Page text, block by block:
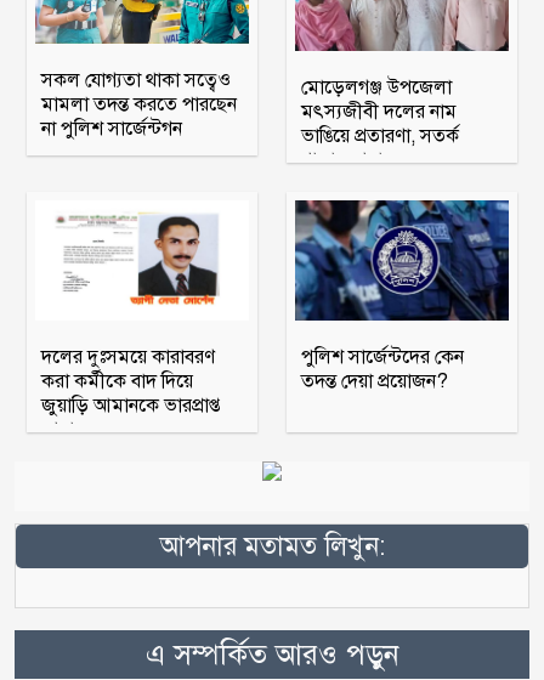
সকল যোগ্যতা থাকা সত্বেও
মামলা তদন্ত করতে পারছেন
না পুলিশ সার্জেন্টগন
মোড়েলগঞ্জ উপজেলা
মৎস্যজীবী দলের নাম
ভাঙিয়ে প্রতারণা, সতর্ক
থাকার আহ্বান
দলের দুঃসময়ে কারাবরণ
করা কর্মীকে বাদ দিয়ে
জুয়াড়ি আমানকে ভারপ্রাপ্ত
আহ্বায়ক
পুলিশ সার্জেন্টদের কেন
তদন্ত দেয়া প্রয়োজন?
আপনার মতামত লিখুন:
এ সম্পর্কিত আরও পড়ুন